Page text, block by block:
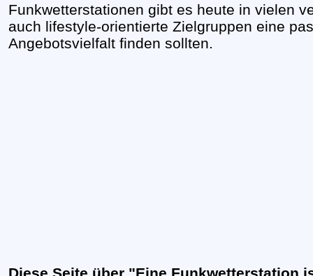
Funkwetterstationen gibt es heute in vielen
auch lifestyle-orientierte Zielgruppen eine
Angebotsvielfalt finden sollten.
Diese Seite über "Eine Funkwetterstation